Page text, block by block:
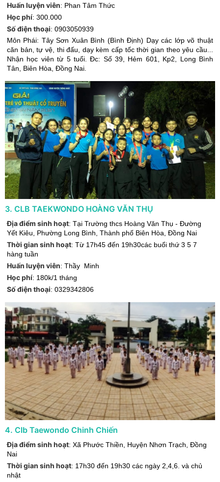
Huấn luyện viên: Phan Tâm Thức
Học phí: 300.000
Số điện thoại: 0903050939
Môn Phái: Tây Sơn Xuân Bình (Bình Định) Dạy các lớp võ thuật
căn bản, tự vệ, thi đấu, dạy kèm cấp tốc thời gian theo yêu cầu...
Nhận học viên từ 5 tuổi. Đc: Số 39, Hẻm 601, Kp2, Long Bình
Tân, Biên Hòa, Đồng Nai.
3. CLB TAEKWONDO HOÀNG VĂN THỤ
Địa điểm sinh hoạt: Tại Trường thcs Hoàng Văn Thụ - Đường
Yết Kiêu, Phường Long Bình Thành phố Biên Hòa Đồng Nai
Thời gian sinh hoạt: Từ 17h45 đến 19h30các buổi thứ 3 5 7
hàng tuần
Huấn luyện viên: Thầy Minh
Học phí: 180k/1 tháng
Số điện thoại: 0329342806
4. Clb Taewondo Chinh Chiến
Địa điểm sinh hoạt: Xã Phước Thiền Huyện Nhơn Trạch Đồng
Nai
Thời gian sinh hoạt: 17h30 đến 19h30 các ngày 2,4,6. và chủ
nhật